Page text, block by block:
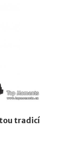
tradicí